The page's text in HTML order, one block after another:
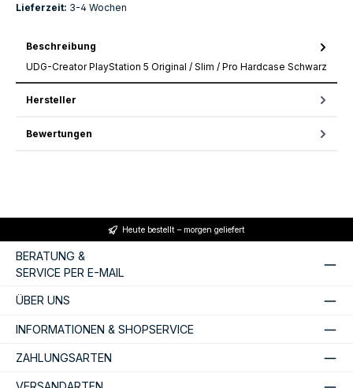
Lieferzeit: 3-4 Wochen
Beschreibung
UDG-Creator PlayStation 5 Original / Slim / Pro Hardcase Schwarz
Hersteller
Bewertungen
Heute bestellt – morgen geliefert
BERATUNG &
SERVICE PER E-MAIL
ÜBER UNS
INFORMATIONEN & SHOPSERVICE
ZAHLUNGSARTEN